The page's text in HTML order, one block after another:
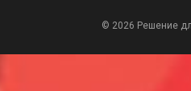
© 2026 Решение